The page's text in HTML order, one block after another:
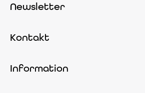
Newsletter
Kontakt
Information